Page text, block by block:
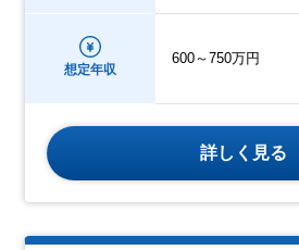
想定年収
600～750万円
詳しく見る